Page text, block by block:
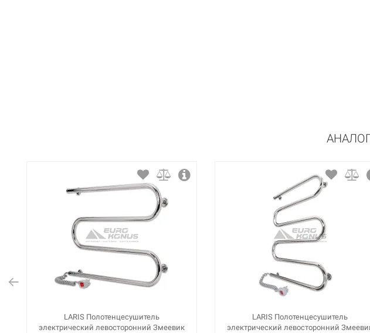
LARIS Полотенцесушитель
электрический левосторонний Змеевик
LARIS Полотенцесушитель
электрический левосторонний